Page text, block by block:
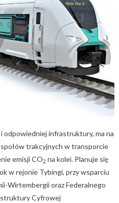
i odpowiedniej infrastruktury, ma na
trakcyjnych w transporcie
emisji CO2 na kolei. Planuje się
w rejonie Tybingi, przy wsparciu
Wirtembergii oraz Federalnego
Cyfrowej